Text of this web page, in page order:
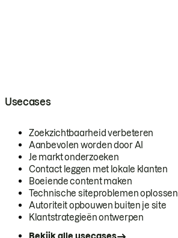
Usecases
Zoekzichtbaarheid verbeteren
Aanbevolen worden door AI
Je markt onderzoeken
Contact leggen met lokale klanten
Boeiende content maken
Technische siteproblemen oplossen
Autoriteit opbouwen buiten je site
Klantstrategieën ontwerpen